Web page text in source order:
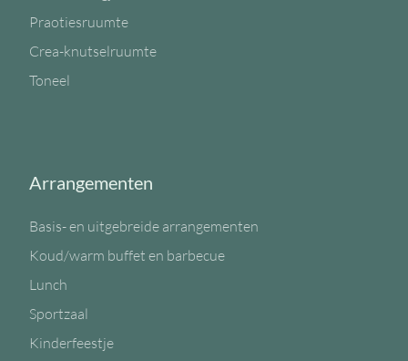
Praotiesruumte
Crea-knutselruumte
Toneel
Arrangementen
Basis- en uitgebreide arrangementen
Koud/warm buffet en barbecue
Lunch
Sportzaal
Kinderfeestje